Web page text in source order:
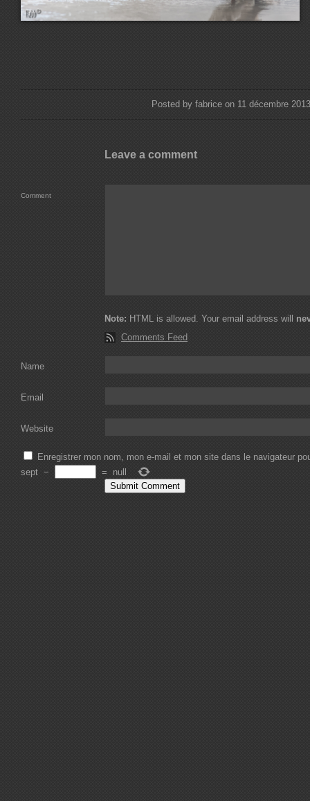
Posted by fabrice on 11 décembre 2013
Leave a comment
Comment
Note: HTML is allowed. Your email address will
Comments Feed
Name
Email
Website
Enregistrer mon nom, mon e-mail et mon site dans le navigateur
sept − = null